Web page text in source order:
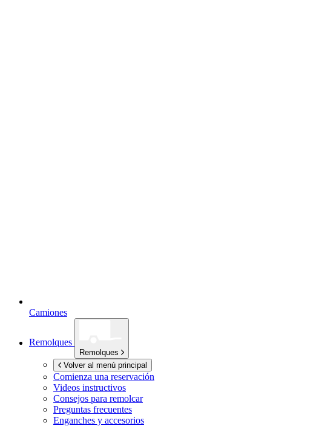
Camiones
Remolques
Remolques
Volver al menú principal
Comienza una reservación
Videos instructivos
Consejos para remolcar
Preguntas frecuentes
Enganches y accesorios